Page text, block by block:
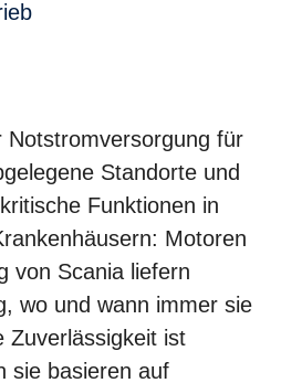
Notstromversorgung für
Standorte und
Funktionen in
Motoren
von Scania liefern
wo und wann immer sie
Zuverlässigkeit ist
sie basieren auf